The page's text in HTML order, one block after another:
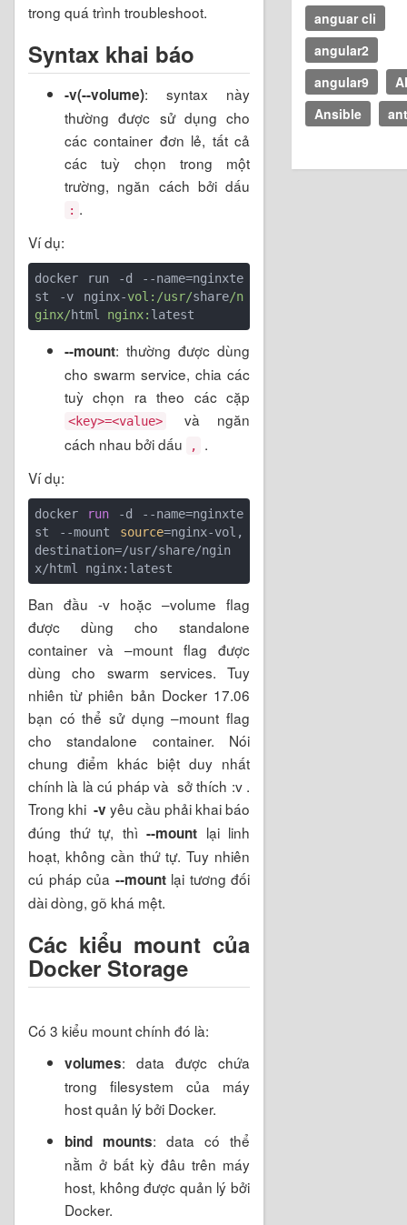
trong quá trình troubleshoot.
Syntax khai báo
-v(--volume): syntax này
thường được sử dụng cho
các container đơn lẻ, tất cả
các tuỳ chọn trong một
trường, ngăn cách bởi dấu
: .
Ví dụ:
docker run -d --name=nginxte
st -v nginx-vol: /usr/share/n
ginx/html nginx: latest
--mount: thường được dùng
cho swarm service, chia các
tuỳ chọn ra theo các cặp
<key>=<value>
và ngăn
cách nhau bởi dấu
,
.
Ví dụ:
docker run -d
--name=nginxte
st --mount source=nginx-vol,
destination=/usr/share/ngin
x/html nginx:latest
Ban đầu -v hoặc –volume flag
được dùng cho standalone
container và –mount flag được
dùng cho swarm services. Tuy
nhiên từ phiên bản Docker 17.06
bạn có thể sử dụng –mount flag
cho standalone container. Nói
chung điểm khác biệt duy nhất
chính là là cú pháp và sở thích :v .
Trong khi -v yêu cầu phải khai báo
đúng thứ tự, thì --mount lại linh
hoạt, không cần thứ tự. Tuy nhiên
cú pháp của --mountlại tương đối
dài dòng, gõ khá mệt.
Các kiểu mount của
Docker Storage
Có 3 kiểu mount chính đó là:
volumes: data được chứa
trong filesystem của máy
host quản lý bởi Docker.
bind mounts: data có thể
nằm ở bất kỳ đâu trên máy
host, không được quản lý bởi
Docker.
anguar cli
angular2
angular9
Ansible
ant